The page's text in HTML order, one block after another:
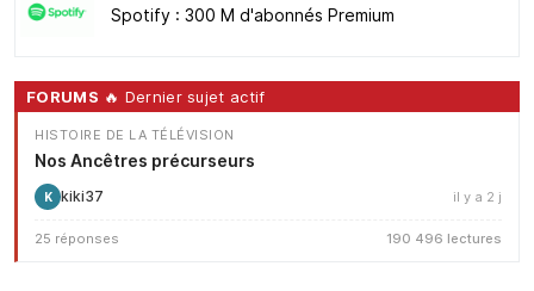
Spotify : 300 M d'abonnés Premium
FORUMS 🔥 Dernier sujet actif
HISTOIRE DE LA TÉLÉVISION
Nos Ancêtres précurseurs
K kiki37 il y a 2 j
25 réponses 190 496 lectures